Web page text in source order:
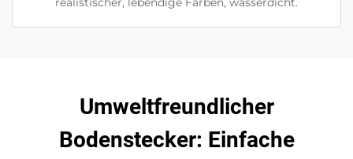
Umweltfreundlicher
Bodenstecker: Einfache